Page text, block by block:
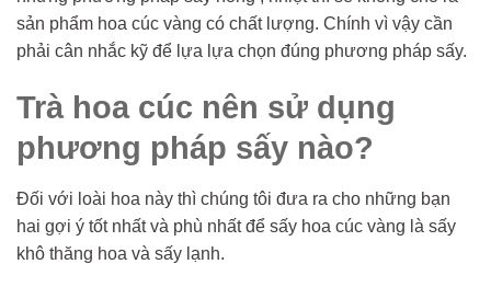
sản phẩm hoa cúc vàng có chất lượng. Chính vì vậy cần
phải cân nhắc kỹ để lựa lựa chọn đúng phương pháp sấy.
Trà hoa cúc nên sử dụng
phương pháp sấy nào?
Đối với loài hoa này thì chúng tôi đưa ra cho những bạn
hai gợi ý tốt nhất và phù nhất để sấy hoa cúc vàng là sấy
khô thăng hoa và sấy lạnh.